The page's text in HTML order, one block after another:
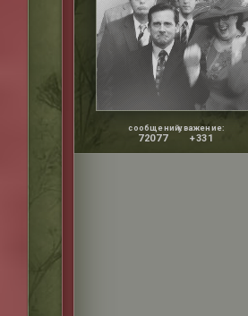
сообщений:
72077
уважение:
+331